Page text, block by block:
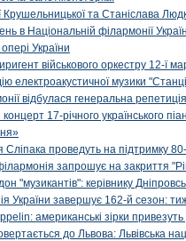
та Станіслава
в Національній філармонії
України
військового оркестру 12-ї
електроакустичної музики
відбулася генеральна
17-річного українського
Сліпака проведуть на підтримку
запрошує на закриття
"музикантів": керівнику
України завершує 162-й сезон:
американські зірки
до Львова: Львівська